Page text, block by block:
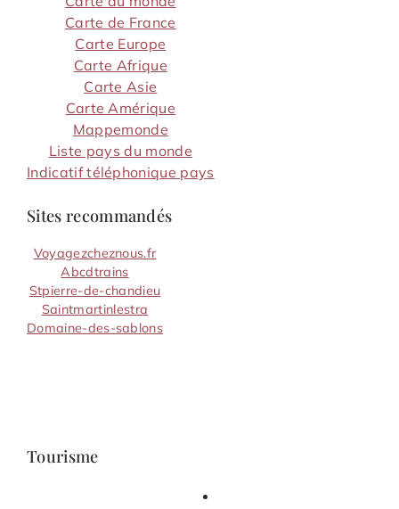
Carte de France
Carte Europe
Carte Afrique
Carte Asie
Carte Amérique
Mappemonde
Liste pays du monde
Indicatif téléphonique pays
Sites recommandés
Voyagezcheznous.fr
Abcdtrains
Stpierre-de-chandieu
Saintmartinlestra
Domaine-des-sablons
Tourisme